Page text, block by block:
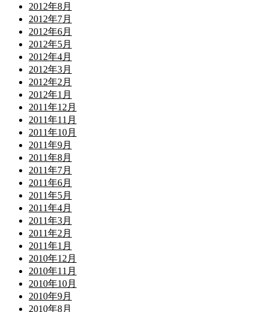
2012年8月
2012年7月
2012年6月
2012年5月
2012年4月
2012年3月
2012年2月
2012年1月
2011年12月
2011年11月
2011年10月
2011年9月
2011年8月
2011年7月
2011年6月
2011年5月
2011年4月
2011年3月
2011年2月
2011年1月
2010年12月
2010年11月
2010年10月
2010年9月
2010年8月